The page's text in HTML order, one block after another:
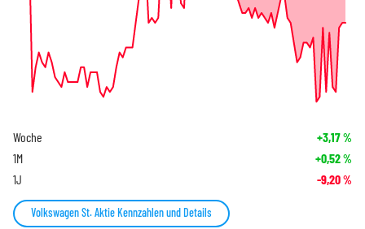
Woche +3,17%
1M +0,52%
1J -9,20%
Volkswagen St. Aktie Kennzahlen und Details